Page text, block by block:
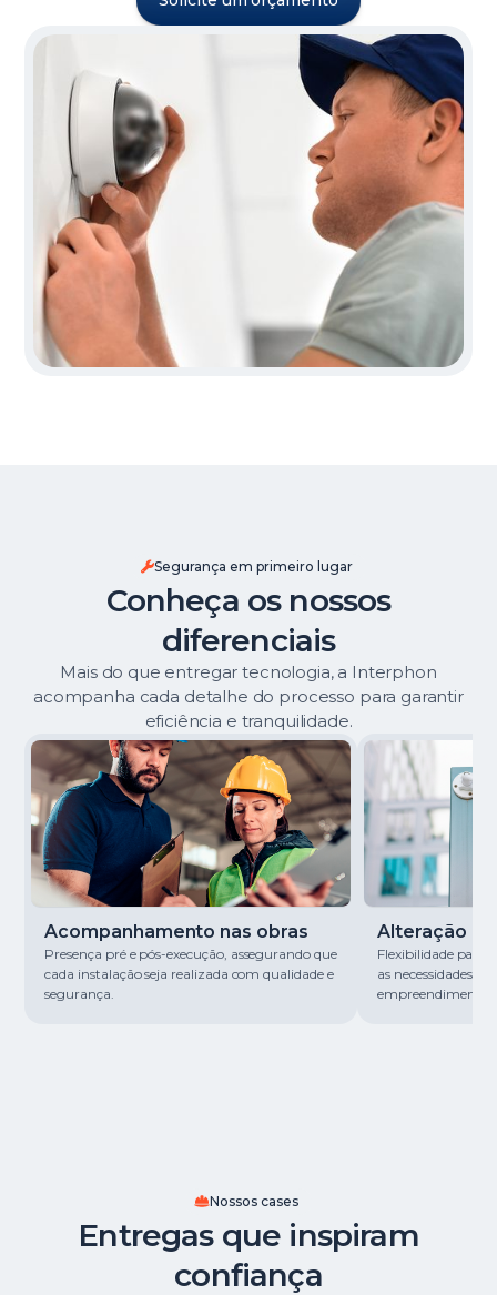
Segurança em primeiro lugar
Conheça os nossos
diferenciais
Mais do que entregar tecnologia, a Interphon
acompanha cada detalhe do processo para garantir
eficiência e tranquilidade.
Acompanhamento nas obras
Presença pré e pós-execução, assegurando que
cada instalação seja realizada com qualidade e
segurança.
Alteração
Flexibilidade para
as necessidades
empreendimento.
Nossos cases
Entregas que inspiram
confiança